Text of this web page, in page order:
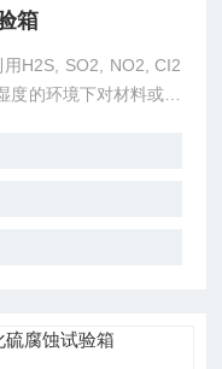
箱
H2S, SO2, NO2, CI2
的环境下对材料或产